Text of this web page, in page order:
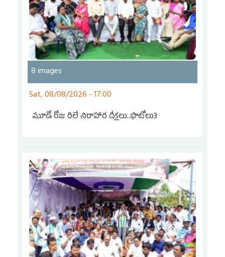
8 images
Sat, 08/08/2026 - 17:00
మూడో రోజు రిలే నిరాహార దీక్షలు..ఫొటోలు3